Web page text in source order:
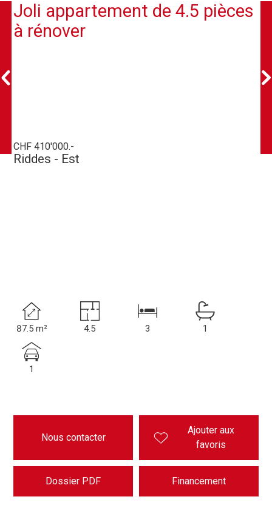
Joli appartement de 4.5 pièces
à rénover
CHF 410'000.-
Riddes - Est
87.5 m² 4.5 3 1
1
Nous contacter
Ajouter aux
favoris
Dossier PDF Financement